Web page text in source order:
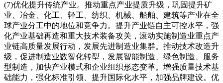
(7)优化提升传统产业。推动重点产业提质升级，巩固提升矿
业、冶金、化工、轻工、纺织、机械、船舶、建筑等产业在全
球产业分工中的地位和竞争力。提升产业链自主可控水平，强
化产业基础再造和重大技术装备攻关，滚动实施制造业重点产
业链高质量发展行动，发展先进制造业集群。推动技术改造升
级，促进制造业数智化转型，发展智能制造、绿色制造、服务
型制造，加快产业模式和企业组织形态变革。增强质量技术基
础能力，强化标准引领、提升国际化水平，加强品牌建设。优